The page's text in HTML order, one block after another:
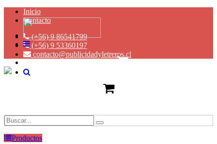
Inicio
Contacto
(+56) 9 86541799
(+56) 9 53360197
contacto@publicidadyletreros.cl
Productos